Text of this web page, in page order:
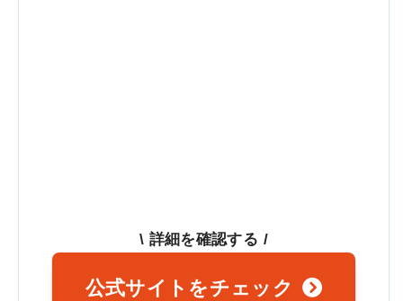
\ 詳細を確認する /
公式サイトをチェック